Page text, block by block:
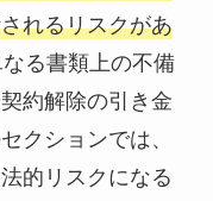
れるリスクがあ
る書類上の不備
約解除の引き金
クションでは、
的リスクになる